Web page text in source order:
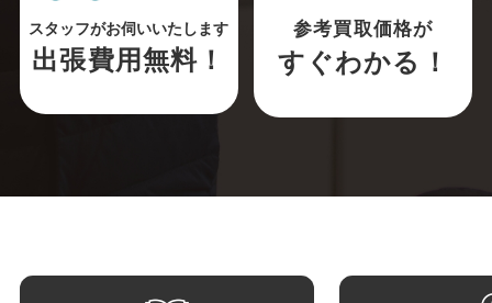
スタッフがお伺いいたします
出張費用無料！
参考買取価格が
すぐわかる！